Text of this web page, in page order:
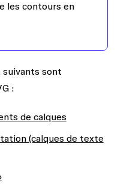
les contours en
suivants sont
:
de calques
(calques de texte